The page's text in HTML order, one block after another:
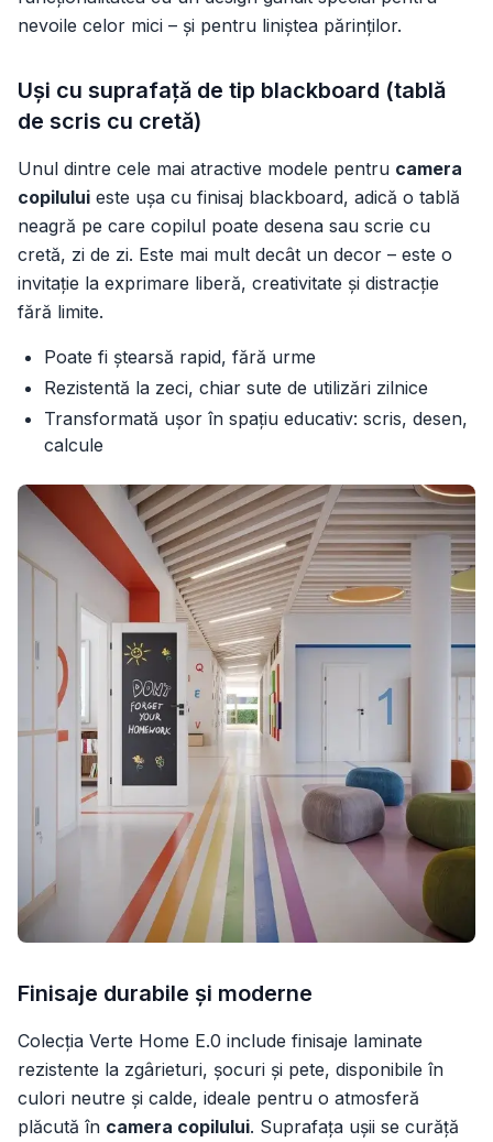
nevoile celor mici – și pentru liniștea părinților.
Uși cu suprafață de tip blackboard (tablă
de scris cu cretă)
Unul dintre cele mai atractive modele pentru camera
copilului este ușa cu finisaj blackboard, adică o tablă
neagră pe care copilul poate desena sau scrie cu
cretă, zi de zi. Este mai mult decât un decor – este o
invitație la exprimare liberă, creativitate și distracție
fără limite.
Poate fi ștearsă rapid, fără urme
Rezistentă la zeci, chiar sute de utilizări zilnice
Transformată ușor în spațiu educativ: scris, desen,
calcule
Finisaje durabile și moderne
Colecția Verte Home E.0 include finisaje laminate
rezistente la zgârieturi, șocuri și pete, disponibile în
culori neutre și calde, ideale pentru o atmosferă
plăcută în camera copilului. Suprafața ușii se curăță